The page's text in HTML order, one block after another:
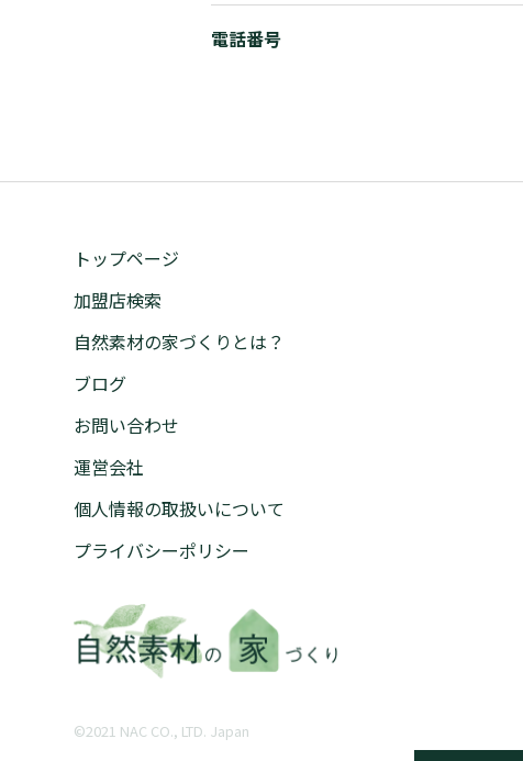
電話番号
トップページ
加盟店検索
自然素材の家づくりとは？
ブログ
お問い合わせ
運営会社
個人情報の取扱いについて
プライバシーポリシー
©︎2021 NAC CO., LTD. Japan